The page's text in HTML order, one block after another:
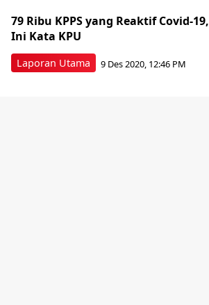
Laporan Utama
79 Ribu KPPS yang Reaktif Covid-19,
Ini Kata KPU
9 Des 2020, 12:46 PM